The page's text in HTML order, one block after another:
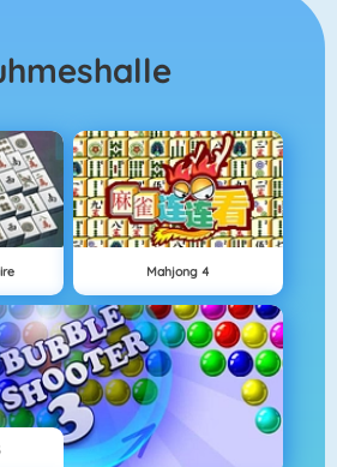
Mahjong 4